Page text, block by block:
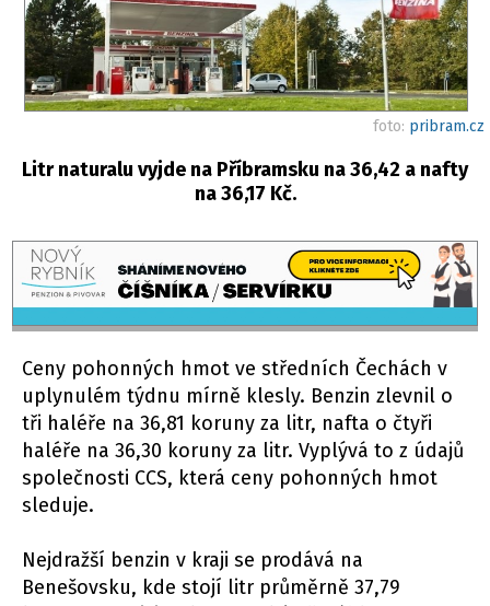
foto: pribram.cz
Litr naturalu vyjde na Příbramsku na 36,42 a nafty
na 36,17 Kč.
Ceny pohonných hmot ve středních Čechách v
uplynulém týdnu mírně klesly. Benzin zlevnil o
tři haléře na 36,81 koruny za litr, nafta o čtyři
haléře na 36,30 koruny za litr. Vyplývá to z údajů
společnosti CCS, která ceny pohonných hmot
sleduje.
Nejdražší benzin v kraji se prodává na
Benešovsku, kde stojí litr průměrně 37,79